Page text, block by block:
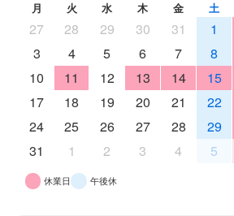
月 火 水 木 金 土
27 28 29 30 31 1
3
4 5 6 7 8
10
11 12 13 14 15
17
18 19 20 21 22
24
25 26 27 28 29
31
1 2 3 4 5
休業日 午後休